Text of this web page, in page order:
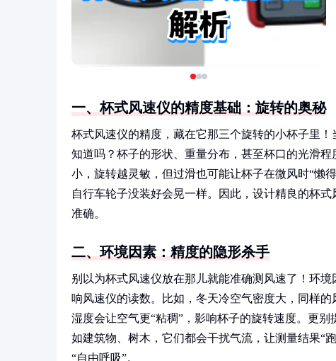
一、杯式风速仪的精度基础：旋转的奥秘
杯式风速仪的精度，藏在它那三个旋转的小杯子里
知道吗？杯子的形状、重量分布，甚至杯口的光滑
小，旋转越灵敏，但过滑也可能让杯子在微风时“懒
自行车轮子没装好会晃一样。因此，设计精良的杯
准确。
二、环境因素：精度的隐形杀手
别以为杯式风速仪放在那儿就能准确测风速了！环
响风速仪的读数。比如，冬天冷空气密度大，同样
湿度会让空气更“粘稠”，影响杯子的旋转速度。更
如建筑物、树木，它们都会干扰气流，让测量结果“
“自由呼吸”。